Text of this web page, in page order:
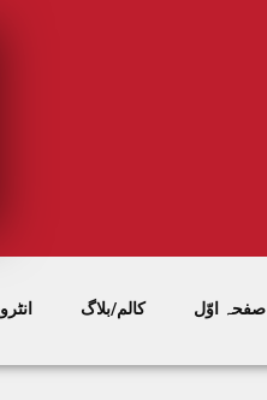
صفحہ اوّل کالم/بلاگ